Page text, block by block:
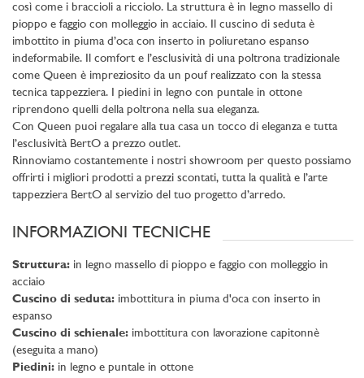
così come i braccioli a ricciolo. La struttura è in legno massello di
pioppo e faggio con molleggio in acciaio. Il cuscino di seduta è
imbottito in piuma d’oca con inserto in poliuretano espanso
indeformabile. Il comfort e l’esclusività di una poltrona tradizionale
come Queen è impreziosito da un pouf realizzato con la stessa
tecnica tappezziera. I piedini in legno con puntale in ottone
riprendono quelli della poltrona nella sua eleganza.
Con Queen puoi regalare alla tua casa un tocco di eleganza e tutta
l’esclusività BertO a prezzo outlet.
Rinnoviamo costantemente i nostri showroom per questo possiamo
offrirti i migliori prodotti a prezzi scontati, tutta la qualità e l’arte
tappezziera BertO al servizio del tuo progetto d’arredo.
INFORMAZIONI TECNICHE
Struttura: in legno massello di pioppo e faggio con molleggio in
acciaio
Cuscino di seduta: imbottitura in piuma d'oca con inserto in
espanso
Cuscino di schienale: imbottitura con lavorazione capitonnè
(eseguita a mano)
Piedini: in legno e puntale in ottone